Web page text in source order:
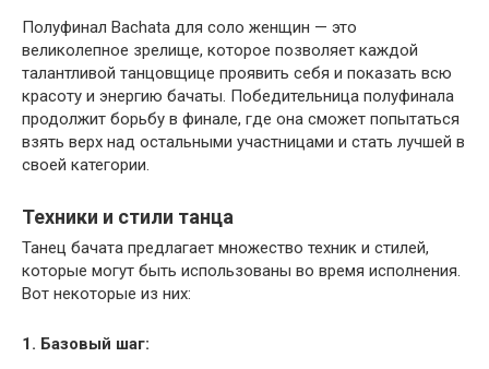
Полуфинал Bachata для соло женщин — это
великолепное зрелище, которое позволяет каждой
талантливой танцовщице проявить себя и показать всю
красоту и энергию бачаты. Победительница полуфинала
продолжит борьбу в финале, где она сможет попытаться
взять верх над остальными участницами и стать лучшей в
своей категории.
Техники и стили танца
Танец бачата предлагает множество техник и стилей,
которые могут быть использованы во время исполнения.
Вот некоторые из них:
1. Базовый шаг: